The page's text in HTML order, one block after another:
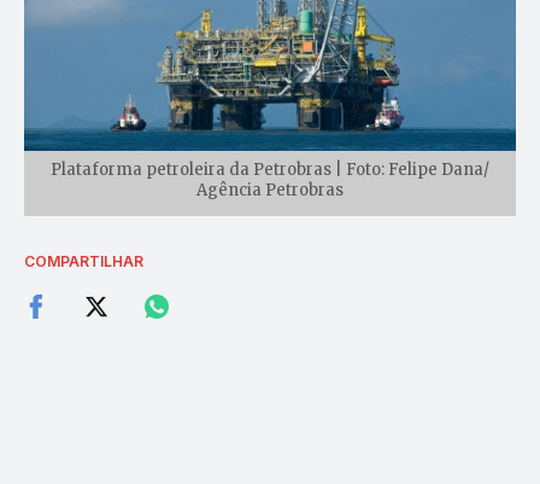
Plataforma petroleira da Petrobras | Foto: Felipe Dana/
Agência Petrobras
COMPARTILHAR